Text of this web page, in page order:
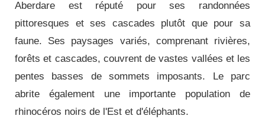
Aberdare est réputé pour ses randonnées
pittoresques et ses cascades plutôt que pour sa
faune. Ses paysages variés, comprenant rivières,
forêts et cascades, couvrent de vastes vallées et les
pentes basses de sommets imposants. Le parc
abrite également une importante population de
rhinocéros noirs de l'Est et d'éléphants.